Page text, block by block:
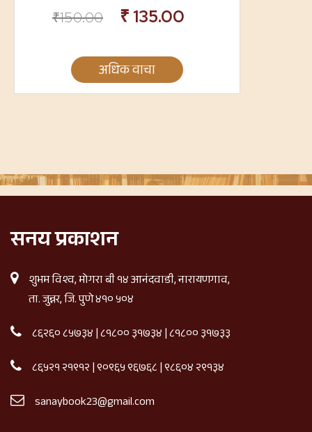
₹150.00 ₹ 135.00
अधिक वाचा
सनय प्रकाशन
शुभम विश्व, मोगरा बी १४ आनंदवाडी, नारायणगाव,
ता. जुन्नर, जि. पुणे ४१० ५०४
८६२६० ८५७३४|८१८०० ३१७३४|८१८०० ३१७३३
८६५२१ २१९१२|९०९६५ ९६७६८|९८६०४ २९१३४
sanaybook23@gmail.com